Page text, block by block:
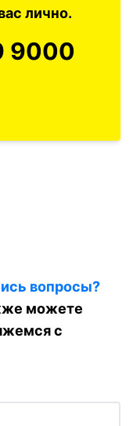
лично.
9000
вопросы?
можете
с